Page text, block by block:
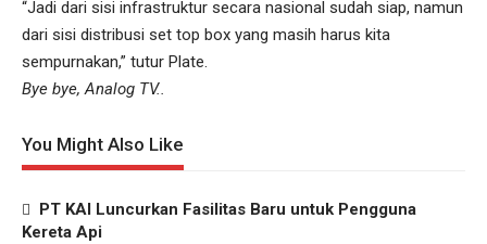
“Jadi dari sisi infrastruktur secara nasional sudah siap, namun
dari sisi distribusi set top box yang masih harus kita
sempurnakan,” tutur Plate.
Bye bye, Analog TV..
You Might Also Like
PT KAI Luncurkan Fasilitas Baru untuk Pengguna
Kereta Api